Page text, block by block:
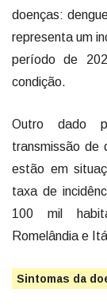
doenças:
representa um
período de
condição.
Outro dado
transmissão de
estão em
taxa de
100 mil
Romelândia e
Sintomas da